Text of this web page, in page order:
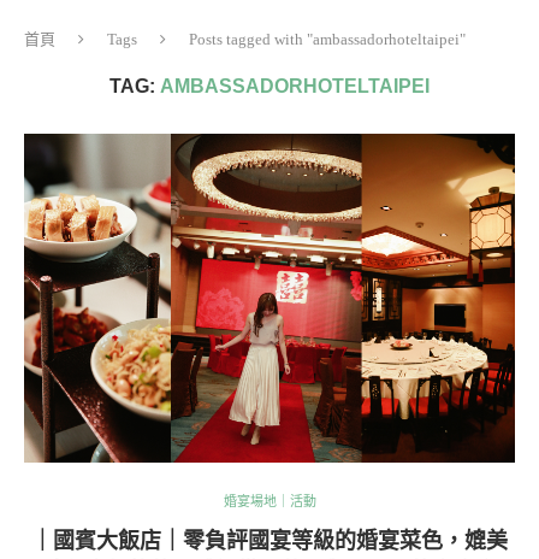
首頁 Tags Posts tagged with "ambassadorhoteltaipei"
TAG: AMBASSADORHOTELTAIPEI
婚宴場地｜活動
｜國賓大飯店｜零負評國宴等級的婚宴菜色，媲美